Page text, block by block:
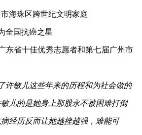
海珠区跨世纪文明家庭
全国抗癌之星
东省十佳优秀志愿者和第七届广州市
许敏儿这些年来的历程和为社会做的
儿的是她身上那股永不被困难打倒
经历反而让她越挫越强，难能可